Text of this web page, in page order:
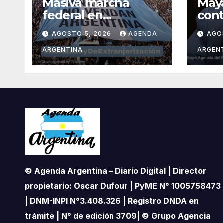
Masiva marcha
federal en
Argentina en
rechazo a la
reforma de la Ley
de Tierras
«La soberanía no se
AGOSTO 5, 2026 AGENDA
ARGENTINA
la
de
© Agenda Argentina – Diario Digital | Director
propietario: Oscar Dufour | PyME N° 1005758473
| DNM-INPI N°3.408.326 | Registro DNDA en
trámite | N° de edición 3709| © Grupo Agencia